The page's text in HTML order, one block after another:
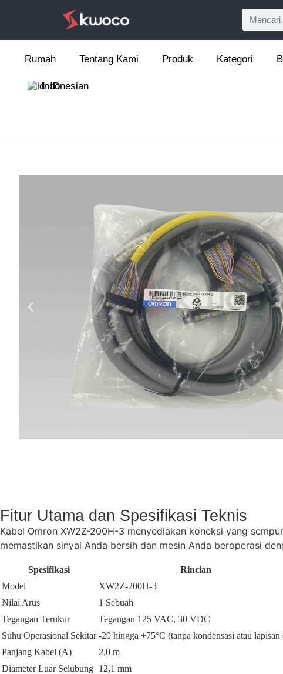
Rumah Tentang Kami Produk Kategori
Indonesian
Fitur Utama dan Spesifikasi Teknis
Kabel Omron XW2Z-200H-3 menyediakan koneksi yang
memastikan sinyal Anda bersih dan mesin Anda beroperasi
Spesifikasi
Rincian
Model
XW2Z-200H-3
Nilai Arus
1 Sebuah
Tegangan Terukur
Tegangan 125 VAC, 30 VDC
Suhu Operasional Sekitar -20 hingga +75°C (tanpa kondensasi atau lapisan
Panjang Kabel (A)
2,0 m
Diameter Luar Selubung 12,1 mm